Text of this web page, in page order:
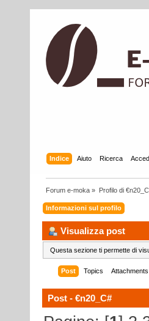
Indice Aiuto Ricerca
Forum e-moka » Profilo di
Informazioni sul profilo
Visualizza post
Questa sezione ti permette di
Post Topics Attachments
Post - €n20_C#